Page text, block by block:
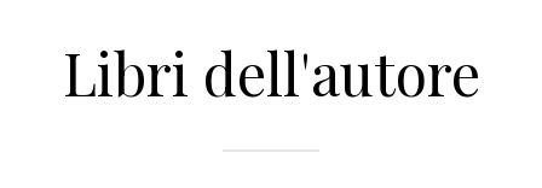
Libri dell'autore